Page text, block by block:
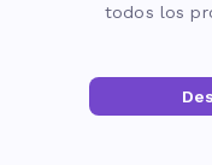
todos los